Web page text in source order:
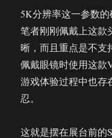
5K分辨率这一参数
笔者刚刚佩戴上这款
晰，而且重点是不支
佩戴眼镜时使用这款
游戏体验过程中也存
忍。
这就是摆在展台前的